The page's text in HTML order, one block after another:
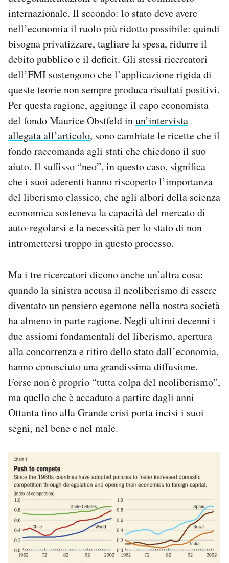
internazionale. Il secondo: lo stato deve avere
nell’economia il ruolo più ridotto possibile: quindi
bisogna privatizzare, tagliare la spesa, ridurre il
debito pubblico e il deficit. Gli stessi ricercatori
dell’FMI sostengono che l’applicazione rigida di
queste teorie non sempre produca risultati positivi.
Per questa ragione, aggiunge il capo economista
del fondo Maurice Obstfeld inun’intervista
allegata all’articolo, sono cambiate le ricette che il
fondo raccomanda agli stati che chiedono il suo
aiuto. Il suffisso “neo”, in questo caso, significa
che i suoi aderenti hanno riscoperto l’importanza
del liberismo classico, che agli albori della scienza
economica sosteneva la capacità del mercato di
auto-regolarsi e la necessità per lo stato di non
intromettersi troppo in questo processo.
Ma i tre ricercatori dicono anche un’altra cosa:
quando la sinistra accusa il neoliberismo di essere
diventato un pensiero egemone nella nostra società
ha almeno in parte ragione. Negli ultimi decenni i
due assiomi fondamentali del liberismo, apertura
alla concorrenza e ritiro dello stato dall’economia,
hanno conosciuto una grandissima diffusione.
Forse non è proprio “tutta colpa del neoliberismo”,
ma quello che è accaduto a partire dagli anni
Ottanta fino alla Grande crisi porta incisi i suoi
segni, nel bene e nel male.